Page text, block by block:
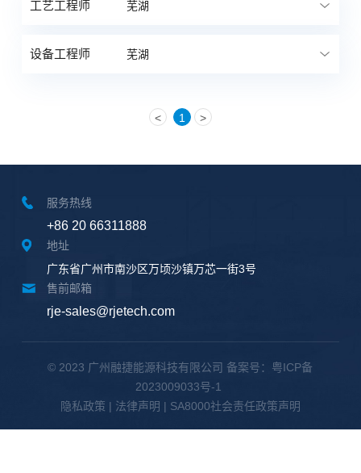
工艺工程师 芜湖
设备工程师 芜湖
< 1 >
服务热线
+86 20 66311888
地址
广东省广州市南沙区万顷沙镇万芯一街3号
售前邮箱
rje-sales@rjetech.com
© 2023 广州融捷能源科技有限公司备案号：粤ICP备
2023009033号-1
隐私政策 | 法律声明 | SA8000社会责任政策声明